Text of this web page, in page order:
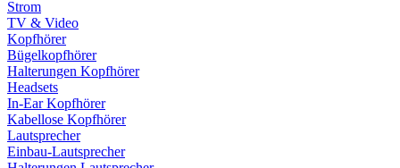
Strom
TV & Video
Kopfhörer
Bügelkopfhörer
Halterungen Kopfhörer
Headsets
In-Ear Kopfhörer
Kabellose Kopfhörer
Lautsprecher
Einbau-Lautsprecher